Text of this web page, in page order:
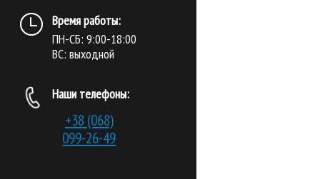
Время работы:
ПН-СБ: 9:00-18:00
ВС: выходной
Наши телефоны:
+38 (068)
099-26-49